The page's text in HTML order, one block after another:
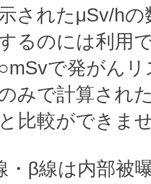
されたμSv/h
るのには利用
○mSvで発がん
みで計算され
比較ができま
・β線は内部被